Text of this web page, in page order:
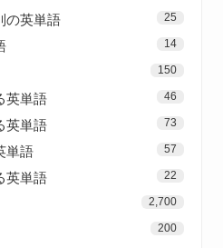
の英単語 25
14
150
英単語 46
英単語 73
単語 57
英単語 22
2,700
200